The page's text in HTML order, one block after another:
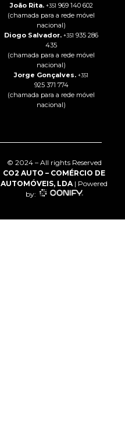
João Rita. +351 969 140 602
(chamada para a rede móvel
nacional)
Diogo Salvador. +351 935 286
435
(chamada para a rede móvel
nacional)
Jorge Gonçalves. +351
925 371 774
(chamada para a rede móvel
nacional)
© 2024 – All rights Reserved
CO2 AUTO – COMÉRCIO DE
AUTOMÓVEIS, LDA | Powered
by: